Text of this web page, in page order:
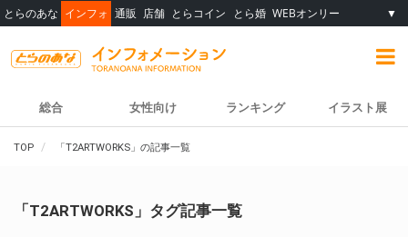
とらのあな インフォ 通販 店舗 とらコイン とら婚 WEBオンリー ▼
総合 女性向け ランキング イラスト展
TOP 「T2ARTWORKS」の記事一覧
「T2ARTWORKS」タグ記事一覧